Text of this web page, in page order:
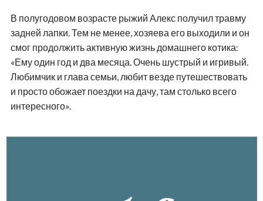
В полугодовом возрасте рыжий Алекс получил травму
задней лапки. Тем не менее, хозяева его выходили и он
смог продолжить активную жизнь домашнего котика:
«Ему один год и два месяца. Очень шустрый и игривый.
Любимчик и глава семьи, любит везде путешествовать
и просто обожает поездки на дачу, там столько всего
интересного».